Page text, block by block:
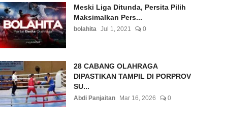
Meski Liga Ditunda, Persita Pilih
Maksimalkan Pers...
bolahita Jul 1, 2021 0
28 CABANG OLAHRAGA
DIPASTIKAN TAMPIL DI PORPROV
SU...
Abdi Panjaitan Mar 16, 2026 0